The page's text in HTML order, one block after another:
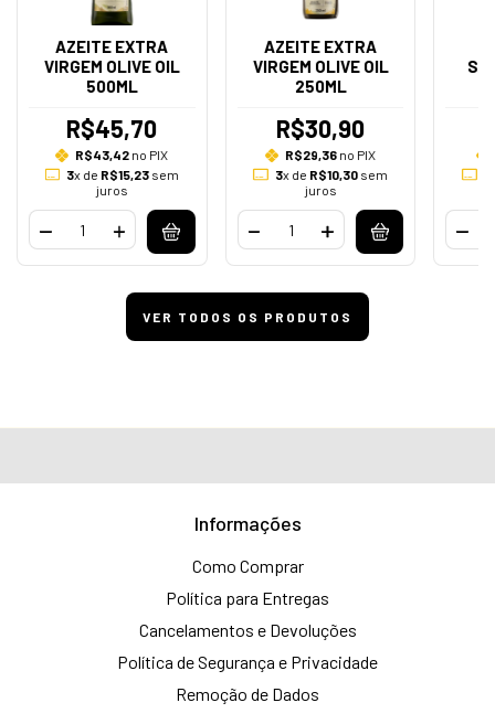
AZEITE EXTRA
VIRGEM OLIVE OIL
500ML
R$45,70
R$43,42 no PIX
3x de R$15,23 sem
juros
AZEITE EXTRA
VIRGEM OLIVE OIL
250ML
R$30,90
R$29,36 no PIX
3x de R$10,30sem
juros
VER TODOS OS PRODUTOS
Informações
Como Comprar
Política para Entregas
Cancelamentos e Devoluções
Política de Segurança e Privacidade
Remoção de Dados